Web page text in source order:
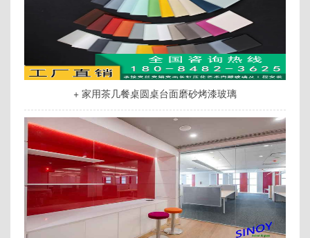
+ 家用茶几餐桌圆桌台面磨砂烤漆玻璃